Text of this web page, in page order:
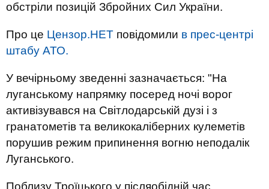
обстріли позицій Збройних Сил України.
Про це Цензор.НЕТ повідомили в прес-центрі
штабу АТО.
У вечірньому зведенні зазначається: "На
луганському напрямку посеред ночі ворог
активізувався на Світлодарській дузі і з
гранатометів та великокаліберних кулеметів
порушив режим припинення вогню неподалік
Луганського.
Поблизу Троїцького у післяобідній час